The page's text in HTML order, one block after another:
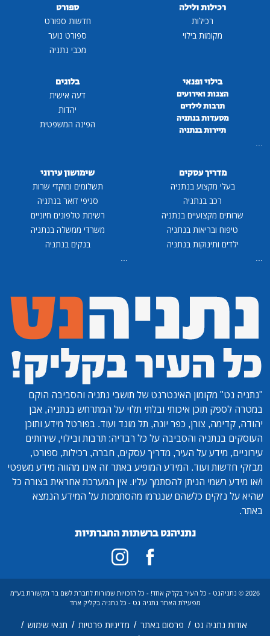
רכילות ולילה
רכילות
מקומות בילוי
ספורט
חדשות ספורט
ספורט נוער
מכבי נתניה
בילוי ופנאי
הצגות ואירועים
תרבות לילדים
מסעדות בנתניה
תיירות בנתניה
...
בלוגים
דעה אישית
יהדות
הפינה המשפטית
מדריך עסקים
בעלי מקצוע בנתניה
רכב בנתניה
שרותים מקצועיים בנתניה
טיפוח ובריאות בנתניה
ילדים ותינוקות בנתניה
...
שימושון עירוני
תשלומים ומוקדי שרות
סניפי דואר בנתניה
רשימת טלפונים חיוניים
משרדי ממשלה בנתניה
בנקים בנתניה
...
"נתניה נט" מקומון האינטרנט של תושבי נתניה והסביבה הוקם
במטרה לספק תוכן איכותי ובלתי תלוי על המתרחש בנתניה, אבן
יהודה, קדימה, צורן, כפר יונה, תל מונד ועוד. בפורטל מידע ותוכן
העוסקים בנתניה והסביבה על כל רבדיה: תרבות ובילוי, שירותים
עירוניים, מידע על העיר, מדריך עסקים, חברה, רכילות, ספורט,
מבזקי חדשות ועוד. המידע המופיע באתר זה אינו מהווה מידע משפטי
ו/או מידע רשמי הניתן להסתמך עליו. אין המערכת אחראית בצורה כל
שהיא על נזקים כלשהם שנגרמו מהסתמכות על המידע הנמצא
באתר.
נתניהנט ברשתות החברתיות
2026 © נתניהנט - כל העיר בקליק אחד! - כל הזכויות שמורות לחברת לשם בר תקשורת בע"מ
מפעילת האתר נתניה נט - כל נתניה בקליק אחד
אודות נתניה נט / פרסום באתר / מדיניות פרטיות / תנאי שימוש /